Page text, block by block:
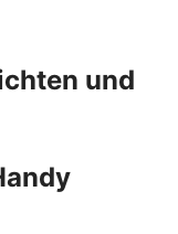
und